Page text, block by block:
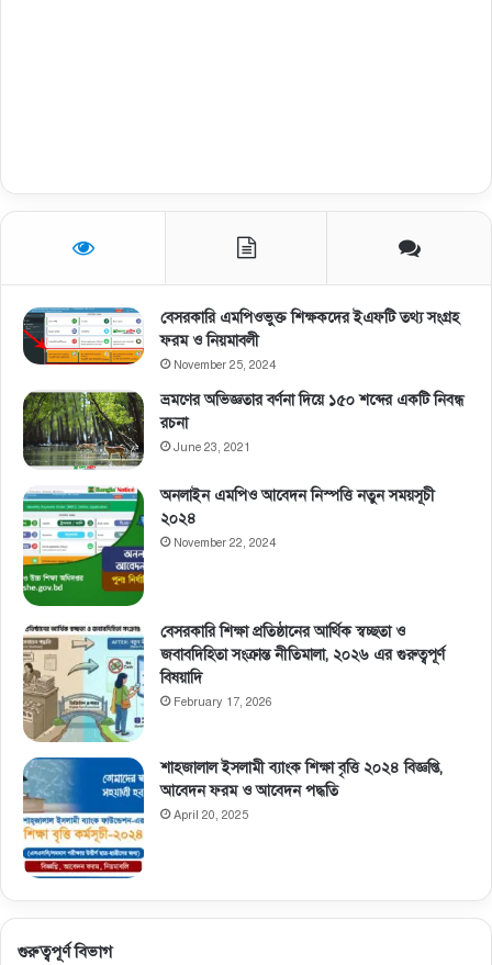
বেসরকারি এমপিওভুক্ত শিক্ষকদের ইএফটি তথ্য সংগ্রহ
ফরম ও নিয়মাবলী
November 25, 2024
ভ্রমণের অভিজ্ঞতার বর্ণনা দিয়ে ১৫০ শব্দের একটি নিবন্ধ
রচনা
June 23, 2021
অনলাইন এমপিও আবেদন নিস্পত্তি নতুন সময়সূচী
২০২৪
November 22, 2024
বেসরকারি শিক্ষা প্রতিষ্ঠানের আর্থিক স্বচ্ছতা ও
জবাবদিহিতা সংক্রান্ত নীতিমালা, ২০২৬ এর গুরুত্বপূর্ণ
বিষয়াদি
February 17, 2026
শাহজালাল ইসলামী ব্যাংক শিক্ষা বৃত্তি ২০২৪ বিজ্ঞপ্তি,
আবেদন ফরম ও আবেদন পদ্ধতি
April 20, 2025
গুরুত্বপূর্ণ বিভাগ